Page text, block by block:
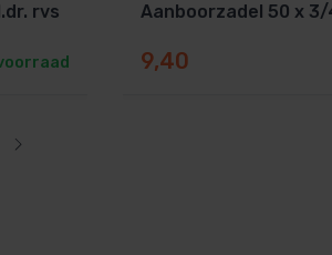
rvs
Aanboorzadel 50 x 3/
9,40